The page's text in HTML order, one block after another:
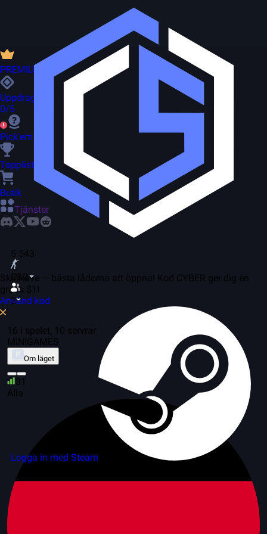
5 543
CS2
2
Logga in med Steam
PREMIUM
Uppdrag
0/5
Pick'em
Topplista
Butik
Tjänster
SkinRave — bästa lådorna att öppna! Kod CYBER ger dig en
gratis $1!
Använd kod
16 i spelet, 10 servrar
MINIGAMES
Om läget
31
Alla